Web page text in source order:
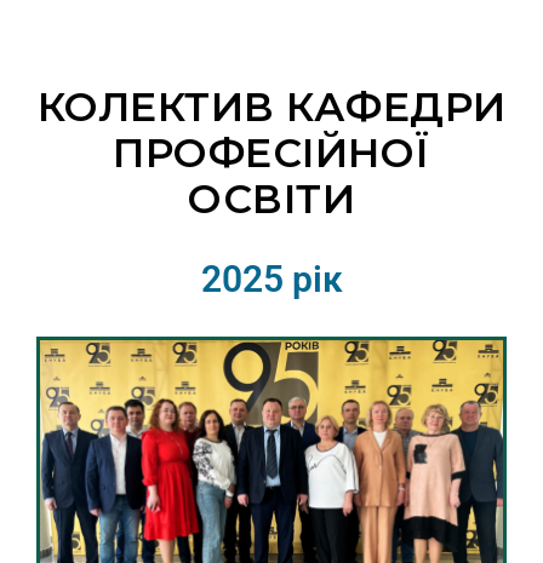
КОЛЕКТИВ КАФЕДРИ
ПРОФЕСІЙНОЇ
ОСВІТИ
2025 рік